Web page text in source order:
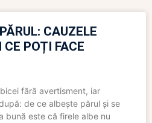
CAUZELE
CE POȚI FACE
fără avertisment, iar
de ce albește părul și se
bună este că firele albe nu